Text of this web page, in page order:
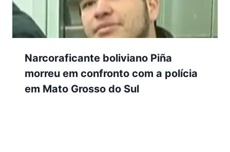
Narcoraficante boliviano Piña
morreu em confronto com a polícia
em Mato Grosso do Sul